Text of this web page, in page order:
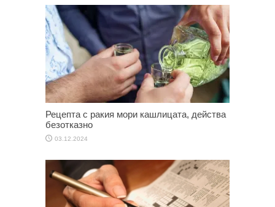
Рецепта с ракия мори кашлицата, действа
безотказно
03.12.2024